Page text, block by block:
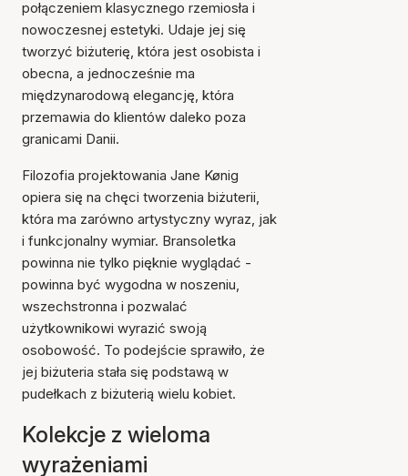
połączeniem klasycznego rzemiosła i
nowoczesnej estetyki. Udaje jej się
tworzyć biżuterię, która jest osobista i
obecna, a jednocześnie ma
międzynarodową elegancję, która
przemawia do klientów daleko poza
granicami Danii.
Filozofia projektowania Jane Kønig
opiera się na chęci tworzenia biżuterii,
która ma zarówno artystyczny wyraz, jak
i funkcjonalny wymiar. Bransoletka
powinna nie tylko pięknie wyglądać -
powinna być wygodna w noszeniu,
wszechstronna i pozwalać
użytkownikowi wyrazić swoją
osobowość. To podejście sprawiło, że
jej biżuteria stała się podstawą w
pudełkach z biżuterią wielu kobiet.
Kolekcje z wieloma
wyrażeniami